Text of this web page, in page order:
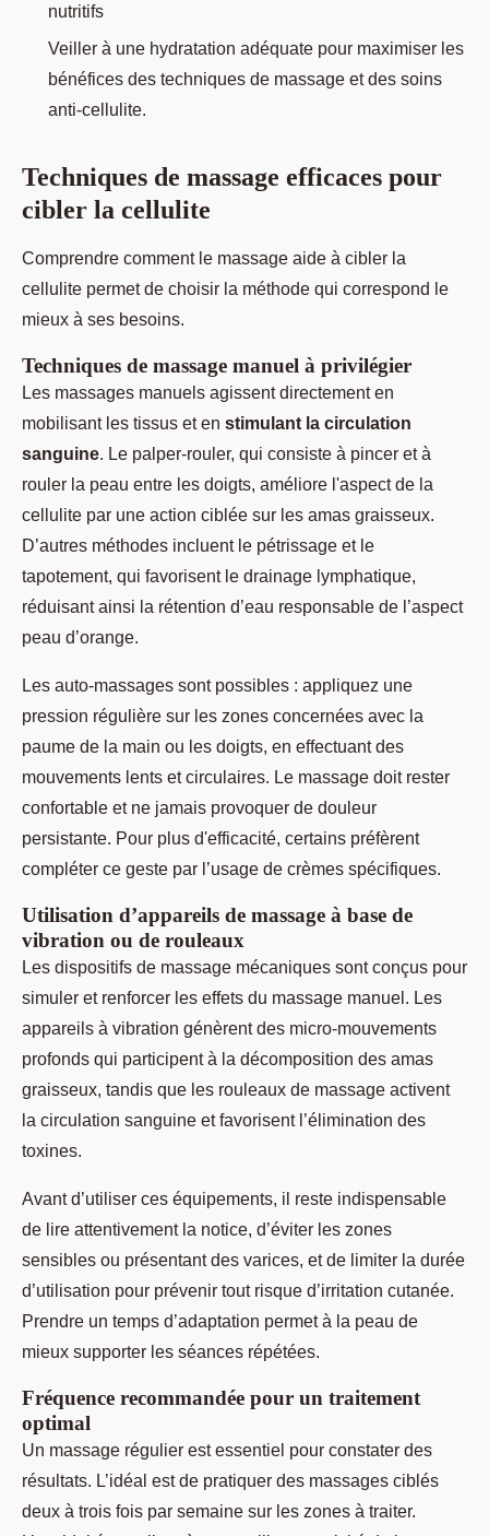
nutritifs
Veiller à une hydratation adéquate pour maximiser les
bénéfices des techniques de massage et des soins
anti-cellulite.
Techniques de massage efficaces pour
cibler la cellulite
Comprendre comment le massage aide à cibler la
cellulite permet de choisir la méthode qui correspond le
mieux à ses besoins.
Techniques de massage manuel à privilégier
Les massages manuels agissent directement en
mobilisant les tissus et en stimulant la circulation
sanguine. Le palper-rouler, qui consiste à pincer et à
rouler la peau entre les doigts, améliore l'aspect de la
cellulite par une action ciblée sur les amas graisseux.
D’autres méthodes incluent le pétrissage et le
tapotement, qui favorisent le drainage lymphatique,
réduisant ainsi la rétention d’eau responsable de l’aspect
peau d’orange.
Les auto-massages sont possibles : appliquez une
pression régulière sur les zones concernées avec la
paume de la main ou les doigts, en effectuant des
mouvements lents et circulaires. Le massage doit rester
confortable et ne jamais provoquer de douleur
persistante. Pour plus d'efficacité, certains préfèrent
compléter ce geste par l’usage de crèmes spécifiques.
Utilisation d’appareils de massage à base de
vibration ou de rouleaux
Les dispositifs de massage mécaniques sont conçus pour
simuler et renforcer les effets du massage manuel. Les
appareils à vibration génèrent des micro-mouvements
profonds qui participent à la décomposition des amas
graisseux, tandis que les rouleaux de massage activent
la circulation sanguine et favorisent l’élimination des
toxines.
Avant d’utiliser ces équipements, il reste indispensable
de lire attentivement la notice, d’éviter les zones
sensibles ou présentant des varices, et de limiter la durée
d’utilisation pour prévenir tout risque d’irritation cutanée.
Prendre un temps d’adaptation permet à la peau de
mieux supporter les séances répétées.
Fréquence recommandée pour un traitement
optimal
Un massage régulier est essentiel pour constater des
résultats. L’idéal est de pratiquer des massages ciblés
deux à trois fois par semaine sur les zones à traiter.